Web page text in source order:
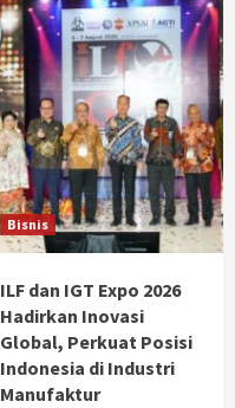
Bisnis
ILF dan IGT Expo 2026
Hadirkan Inovasi
Global, Perkuat Posisi
Indonesia di Industri
Manufaktur